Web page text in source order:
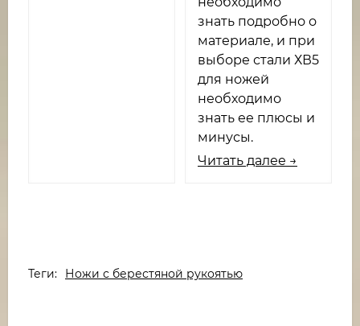
знать подробно о
материале, и при
выборе стали ХВ5
для ножей
необходимо
знать ее плюсы и
минусы.
Читать далее →
Теги: Ножи с берестяной рукоятью